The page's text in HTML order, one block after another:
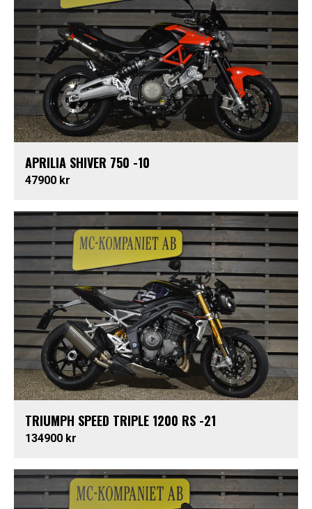
APRILIA SHIVER 750 -10
47900 kr
TRIUMPH SPEED TRIPLE 1200 RS -21
134900 kr